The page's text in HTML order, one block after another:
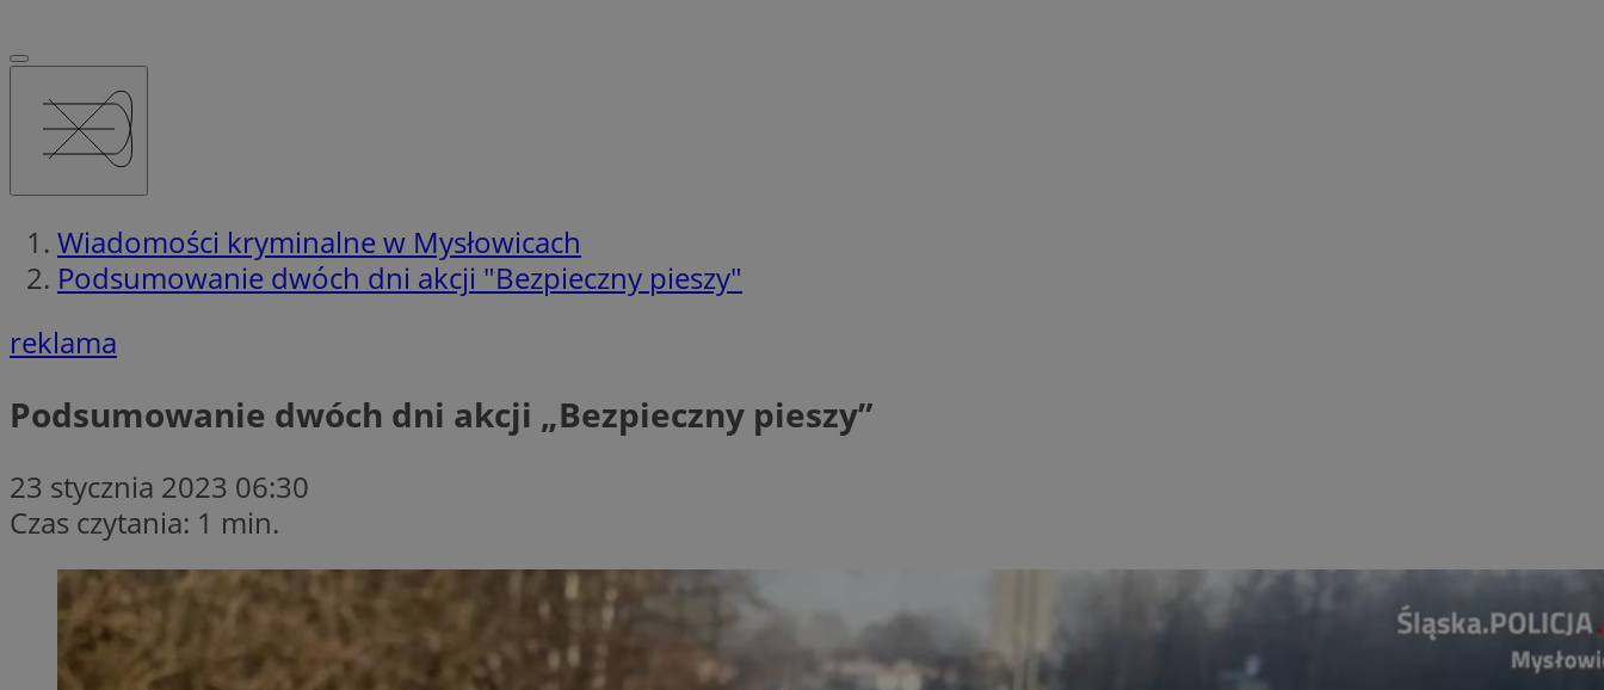
Wiadomości kryminalne w Mysłowicach
Podsumowanie dwóch dni akcji "Bezpieczny pieszy"
reklama
Podsumowanie dwóch dni akcji „Bezpieczny pieszy”
23 stycznia 2023 06:30
Czas czytania: 1 min.